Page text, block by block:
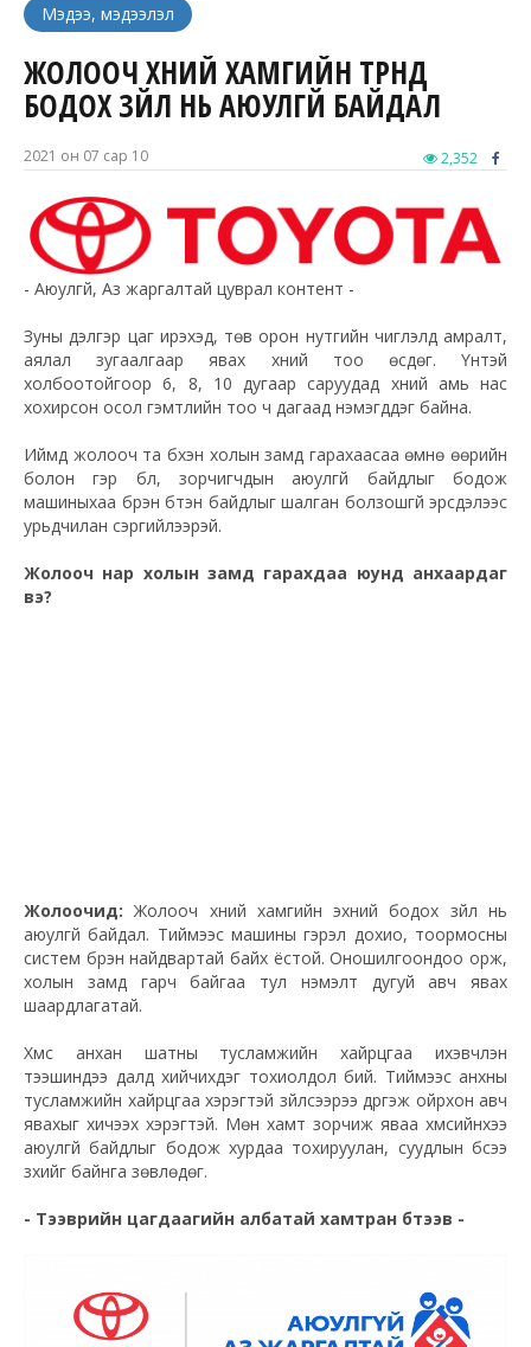
Мэдээ, мэдээлэл
ЖОЛООЧ ХҮНИЙ ХАМГИЙН ТҮРҮҮНД
БОДОХ ЗҮЙЛ НЬ АЮУЛГҮЙ БАЙДАЛ
2021 он 07 сар 10 2,352
- Аюулгүй, Аз жаргалтай цуврал контент -
Зуны дэлгэр цаг ирэхэд, төв орон нутгийн чиглэлд амралт,
аялал зугаалгаар явах хүний тоо өсдөг. Үүнтэй
холбоотойгоор 6, 8, 10 дугаар саруудад хүний амь нас
хохирсон осол гэмтлийн тоо ч дагаад нэмэгддэг байна.
Иймд жолооч та бүхэн холын замд гарахаасаа өмнө өөрийн
болон гэр бүл, зорчигчдын аюулгүй байдлыг бодож
машиныхаа бүрэн бүтэн байдлыг шалган болзошгүй эрсдэлээс
урьдчилан сэргийлээрэй.
Жолооч нар холын замд гарахдаа юунд анхаардаг
вэ?
Жолоочид: Жолооч хүний хамгийн эхний бодох зүйл нь
аюулгүй байдал. Тиймээс машины гэрэл дохио, тоормосны
систем бүрэн найдвартай байх ёстой. Оношилгоондоо орж,
холын замд гарч байгаа тул нэмэлт дугуй авч явах
шаардлагатай.
Хүмүүс анхан шатны тусламжийн хайрцгаа ихэвчлэн
тээшиндээ далд хийчихдэг тохиолдол бий. Тиймээс анхны
тусламжийн хайрцгаа хэрэгтэй зүйлсээрээ дүүргэж ойрхон авч
явахыг хичээх хэрэгтэй. Мөн хамт зорчиж яваа хүмүүсийнхээ
аюулгүй байдлыг бодож хурдаа тохируулан, суудлын бүсээ
зүүхийг байнга зөвлөдөг.
- Тээврийн цагдаагийн албатай хамтран бүтээв -